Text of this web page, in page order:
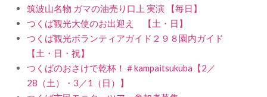
筑波山名物 ガマの油売り口上 実演 【毎日】
つくば観光大使のお出迎え 【土・日】
つくば観光ボランティアガイド２９８園内ガイド
【土・日・祝】
つくばのおさけで乾杯！＃kampaitsukuba【2／
28（土）・3／1（日）】